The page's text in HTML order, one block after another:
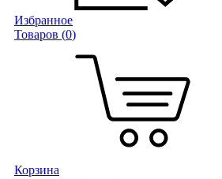
Избранное
Товаров (0)
Корзина